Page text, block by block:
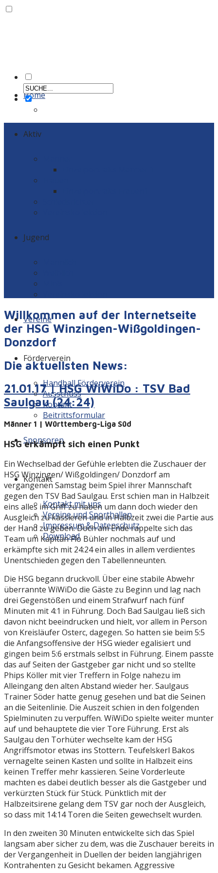
Home
Aktiv
Jugend
Vereine
Förderverein
Handball Förderverein
Ausschuss
Kontakt
Beitrittsformular
Sponsoren
Kontakt
Kontakt mit uns
Vereine und Sporthallen
Impressum & Datenschutz
Download
Willkommen auf der Internetseite
der HSG Winzingen-Wißgoldingen-
Donzdorf
Die aktuellsten News:
21.01.17 | HSG WiWiDo : TSV Bad
Saulgau (24:24)
Männer 1 | Württemberg-Liga Süd
HSG erkämpft sich einen Punkt
Ein Wechselbad der Gefühle erlebten die Zuschauer der
HSG Winzingen/ Wißgoldingen/ Donzdorf am
vergangenen Samstag beim Spiel ihrer Mannschaft
gegen den TSV Bad Saulgau. Erst schien man in Halbzeit
eins alles im Griff zu haben um dann doch wieder den
Ausgleich zu kassieren und in Halbzeit zwei die Partie aus
der Hand zu geben. Doch am Ende rappelte sich das
Team um Kapitän Flo Bühler nochmals auf und
erkämpfte sich mit 24:24 ein alles in allem verdientes
Unentschieden gegen den Tabellenneunten.
Die HSG begann druckvoll. Über eine stabile Abwehr
überrannte WiWiDo die Gäste zu Beginn und lag nach
drei Gegenstößen und einem Strafwurf nach fünf
Minuten mit 4:1 in Führung. Doch Bad Saulgau ließ sich
davon nicht beeindrucken und hielt, vor allem in Person
von Kreisläufer Osterc, dagegen. So hatten sie beim 5:5
die Anfangsoffensive der HSG wieder egalisiert und
gingen beim 5:6 erstmals selbst in Führung. Einem passte
das auf Seiten der Gastgeber gar nicht und so stellte
Phips Köller mit vier Treffern in Folge nahezu im
Alleingang den alten Abstand wieder her. Saulgaus
Trainer Söder hatte genug gesehen und bat die Seinen
an die Seitenlinie. Die Auszeit schien in den folgenden
Spielminuten zu verpuffen. WiWiDo spielte weiter munter
auf und behauptete die vier Tore Führung. Erst als
Saulgau den Torhüter wechselte kam der HSG
Angriffsmotor etwas ins Stottern. Teufelskerl Bakos
vernagelte seinen Kasten und sollte in Halbzeit eins
keinen Treffer mehr kassieren. Seine Vorderleute
machten es dabei deutlich besser als die Gastgeber und
verkürzten Stück für Stück. Pünktlich mit der
Halbzeitsirene gelang dem TSV gar noch der Ausgleich,
so dass mit 14:14 Toren die Seiten gewechselt wurden.
In den zweiten 30 Minuten entwickelte sich das Spiel
langsam aber sicher zu dem, was die Zuschauer bereits in
der Vergangenheit in Duellen der beiden langjährigen
Kontrahenten zu Gesicht bekamen. Aggressive